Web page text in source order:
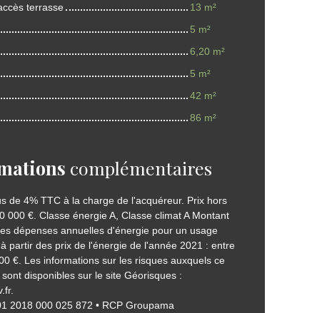
terrasse
13 m²
5 m²
6,20 m²
5 m²
42 m²
86 m²
complémentaires
de 4% TTC à la charge de l'acquéreur. Prix hors
000 €. Classe énergie A, Classe climat A Montant
dépenses annuelles d'énergie pour un usage
partir des prix de l'énergie de l'année 2021 : entre
€. Les informations sur les risques auxquels ce
disponibles sur le site Géorisques :
2018 000 025 872 • RCP Groupama